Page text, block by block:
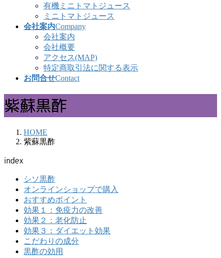
有機ミニトマトジュース
ミニトマトジュース
会社案内Company
会社案内
会社概要
アクセス(MAP)
特定商取引法に関する表示
お問合せContact
紫蘇黒酢
HOME
紫蘇黒酢
index
シソ黒酢
オンラインショップで購入
おすすめポイント
効果１：免疫力の改善
効果２：老化防止
効果３：ダイエット効果
こだわりの成分
黒酢の効用